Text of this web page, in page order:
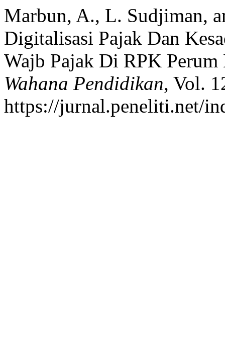
Marbun, A., L. Sudjiman,
Digitalisasi Pajak Dan
Wajb Pajak Di RPK
Wahana Pendidikan, Vol.
https://jurnal.peneliti.net/